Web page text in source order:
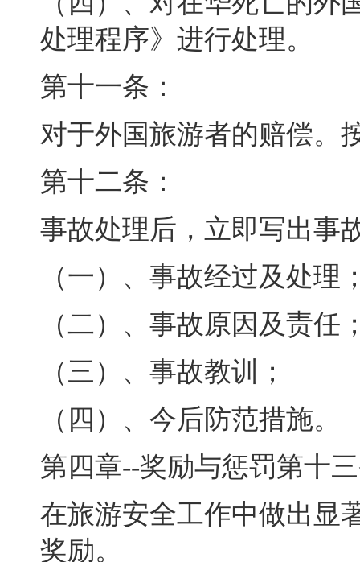
处理程序》进行处理。
第十一条：
对于外国旅游者的赔偿。
第十二条：
事故处理后 ， 立即写出事
（一）、事故经过及处理
（二）、事故原因及责任
（三）、事故教训
；
（四）、今后防范措施。
第四章--奖励与惩罚第十
在旅游安全工作中做出显
奖励。